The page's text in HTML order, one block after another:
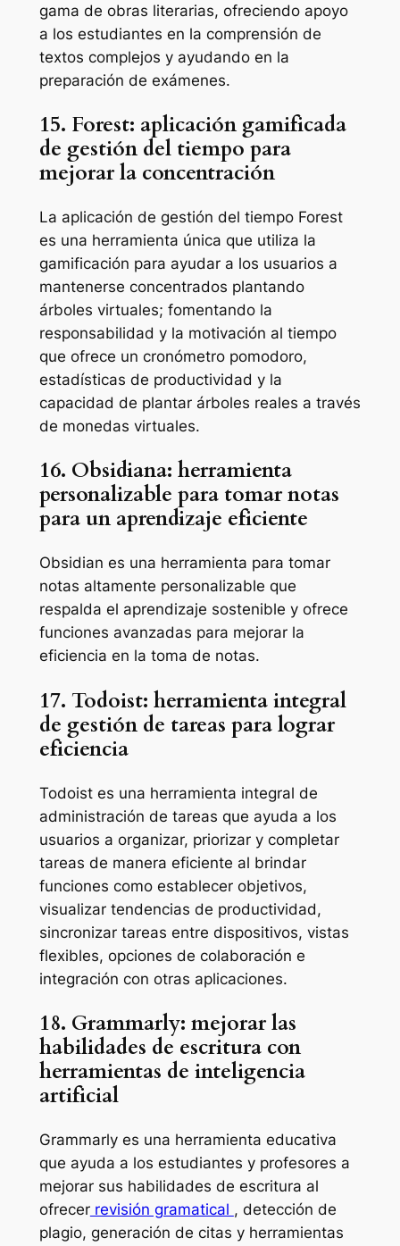
gama de obras literarias, ofreciendo apoyo
a los estudiantes en la comprensión de
textos complejos y ayudando en la
preparación de exámenes.
15. Forest: aplicación gamificada
de gestión del tiempo para
mejorar la concentración
La aplicación de gestión del tiempo Forest
es una herramienta única que utiliza la
gamificación para ayudar a los usuarios a
mantenerse concentrados plantando
árboles virtuales; fomentando la
responsabilidad y la motivación al tiempo
que ofrece un cronómetro pomodoro,
estadísticas de productividad y la
capacidad de plantar árboles reales a través
de monedas virtuales.
16. Obsidiana: herramienta
personalizable para tomar notas
para un aprendizaje eficiente
Obsidian es una herramienta para tomar
notas altamente personalizable que
respalda el aprendizaje sostenible y ofrece
funciones avanzadas para mejorar la
eficiencia en la toma de notas.
17. Todoist: herramienta integral
de gestión de tareas para lograr
eficiencia
Todoist es una herramienta integral de
administración de tareas que ayuda a los
usuarios a organizar, priorizar y completar
tareas de manera eficiente al brindar
funciones como establecer objetivos,
visualizar tendencias de productividad,
sincronizar tareas entre dispositivos, vistas
flexibles, opciones de colaboración e
integración con otras aplicaciones.
18. Grammarly: mejorar las
habilidades de escritura con
herramientas de inteligencia
artificial
Grammarly es una herramienta educativa
que ayuda a los estudiantes y profesores a
mejorar sus habilidades de escritura al
ofrecerrevisión gramatical , detección de
plagio, generación de citas y herramientas